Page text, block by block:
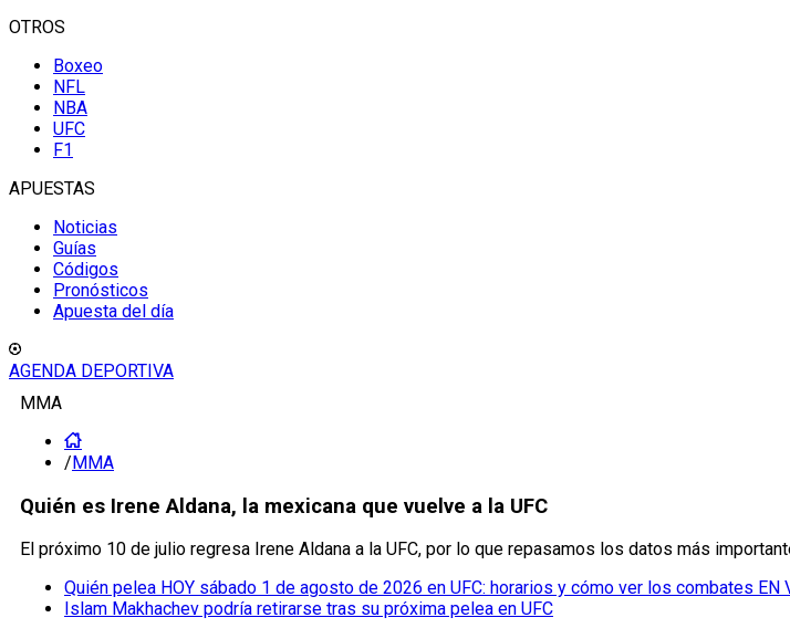
OTROS
Boxeo
NFL
NBA
UFC
F1
APUESTAS
Noticias
Guías
Códigos
Pronósticos
Apuesta del día
AGENDA DEPORTIVA
MMA
/MMA
Quién es Irene Aldana, la mexicana que vuelve a la UFC
El próximo 10 de julio regresa Irene Aldana a la UFC, por lo que repasamos los datos más
Quién pelea HOY sábado 1 de agosto de 2026 en UFC: horarios y cómo ver los combates EN
Islam Makhachev podría retirarse tras su próxima pelea en UFC